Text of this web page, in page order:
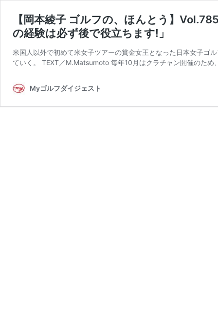
【岡本綾子 ゴルフの、ほんとう】
の経験は必ず後で役立ちます!」
米国人以外で初めて米女子ツアーの賞金女王となった日本女子ゴ
ていく。 TEXT／M.Matsumoto 毎年10月はクラチャン開催のた
Myゴルフダイジェスト